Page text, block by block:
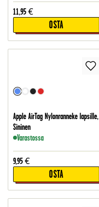
11,95 €
OSTA
Apple AirTag Nylonranneke lapsille,
Sininen
Varastossa
9,95 €
OSTA